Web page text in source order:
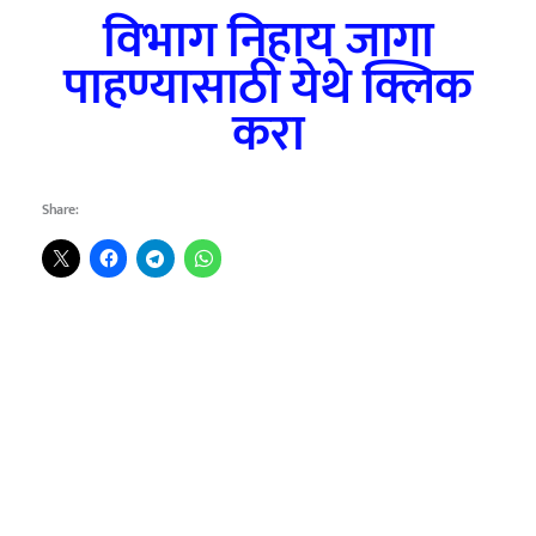
विभाग निहाय जागा
पाहण्यासाठी येथे क्लिक
करा
Share: